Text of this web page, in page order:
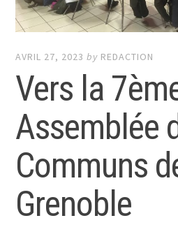
AVRIL 27, 2023 by REDACTION
Vers la
Assemblée
Communs
Grenoble